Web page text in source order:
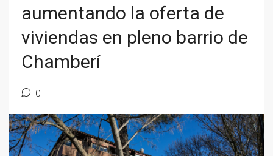
aumentando la oferta de
viviendas en pleno barrio de
Chamberí
0